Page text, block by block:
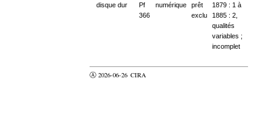
disque dur
Pf
366
numérique
prêt
exclu
1879 : 1 à
1885 : 2,
qualités
variables ;
incomplet
Ⓐ 2026-06-26 CIRA